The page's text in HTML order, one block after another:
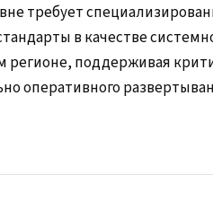
требует
в качестве
регионе, поддерживая
оперативного